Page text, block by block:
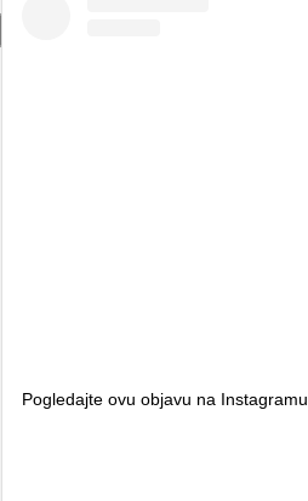
Pogledajte ovu objavu na Instagramu.